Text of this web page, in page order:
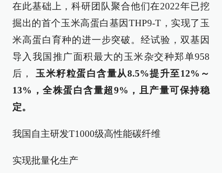
在此基础上，科研团队聚合他们在2022年已挖
掘出的首个玉米高蛋白基因THP9-T，实现了玉
米高蛋白育种的进一步突破。经试验，双基因
导入我国推广面积最大的玉米杂交种郑单958
后，
玉米籽粒蛋白含量从8.5%提升至12%～
13%，全株蛋白含量超9%，且产量可保持稳
定。
我国自主研发T1000级高性能碳纤维
实现批量化生产